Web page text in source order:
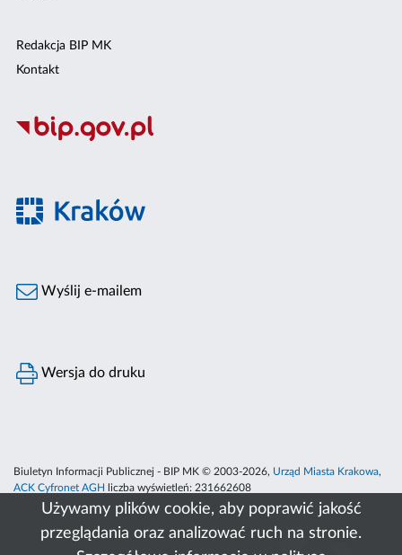
Używamy plików cookie, aby poprawić jakość
przeglądania oraz analizować ruch na stronie.
Redakcja BIP MK
Kontakt
Wyślij e-mailem
Wersja do druku
Biuletyn Informacji Publicznej - BIP MK © 2003-2026, Urząd Miasta Krakowa,
ACK Cyfronet AGH
liczba wyświetleń: 231662608